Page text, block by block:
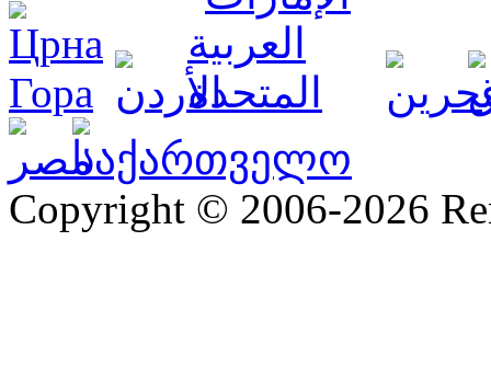
Copyright © 2006-2026